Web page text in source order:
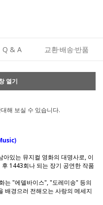
Q & A 교환·배송·반품
열기
해 보실 수 있습니다.
있는 뮤지컬 영화의 대명사로, 이
1443회나 되는 장기 공연한 작품
는 "에델바이스", "도레미송" 등의
배경으러 전해오는 사랑의 메세지